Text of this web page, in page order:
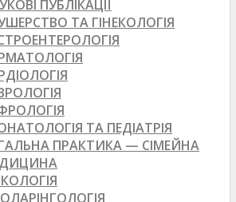
ПУБЛІКАЦІЇ
ТА ГІНЕКОЛОГІЯ
ТА ПЕДІАТРІЯ
ПРАКТИКА — СІМЕЙНА